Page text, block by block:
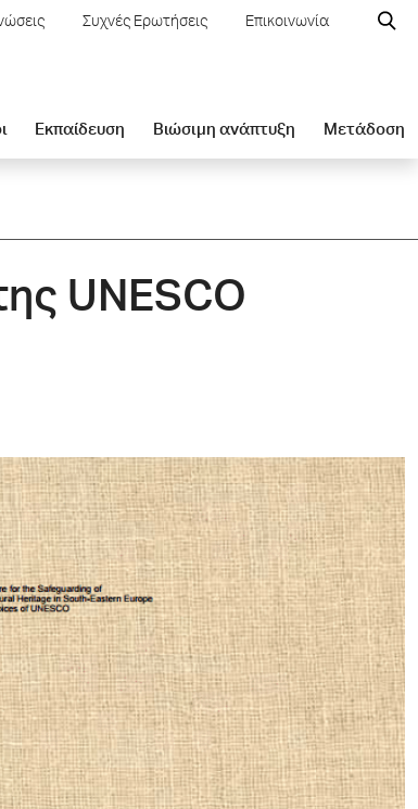
Συχνές Ερωτήσεις Επικοινωνία
Εκπαίδευση Βιώσιμη ανάπτυξη Μετάδοση
UNESCO